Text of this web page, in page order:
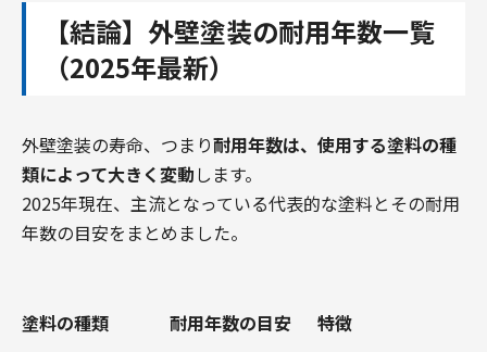
る3つの重要ファクター
1. 施工品質：職人の技術と丁寧な作業
2. 建物の立地環境：紫外線・雨風・塩害の影
3. 下地の状態：塗装前の壁の状態
【塗料種類別】耐用年数・費用・特徴を徹底比
較！あなたに合う塗料はどれ？
アクリル塗料・ウレタン塗料：初期費用を抑え
たい方向け
フッ素塗料・無機塗料：長期的な耐久性を最優
【結論】外壁塗装の耐用年数一覧
（2025年最新）
外壁塗装の寿命、つまり耐用年数は、使用する塗料の種
類によって大きく変動します。
2025年現在、主流となっている代表的な塗料とその耐用
年数の目安をまとめました。
塗料の種類 耐用年数の目安 特徴